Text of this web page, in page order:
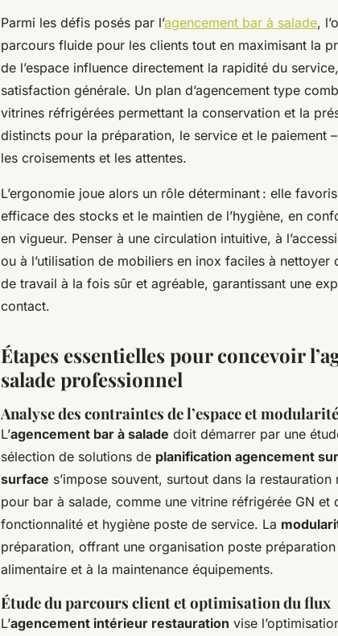
Parmi les défis posés par l’agencement bar à salade,
parcours fluide pour les clients tout en maximisant la
de l’espace influence directement la rapidité du
satisfaction générale. Un plan d’agencement type
vitrines réfrigérées permettant la conservation et la
distincts pour la préparation, le service et le paiement
les croisements et les attentes.
L’ergonomie joue alors un rôle déterminant : elle
efficace des stocks et le maintien de l’hygiène, en
en vigueur. Penser à une circulation intuitive, à
ou à l’utilisation de mobiliers en inox faciles à
de travail à la fois sûr et agréable, garantissant une
contact.
Étapes essentielles pour concevoir
salade professionnel
Analyse des contraintes de l’espace et
L’agencement bar à salade doit démarrer par une
sélection de solutions de planification agencement
surface s’impose souvent, surtout dans la
pour bar à salade, comme une vitrine réfrigérée GN et
fonctionnalité et hygiène poste de service. La
préparation, offrant une organisation poste
alimentaire et à la maintenance équipements.
Étude du parcours client et optimisation du flux
L’agencement intérieur restauration vise